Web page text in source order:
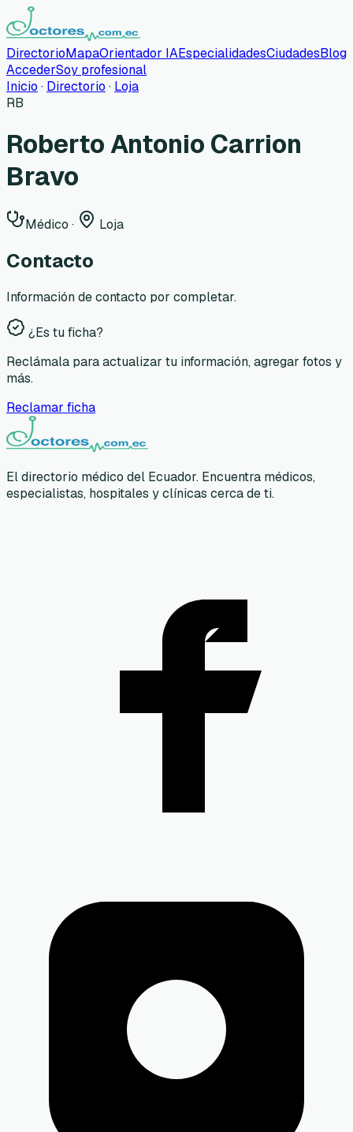
DirectorioMapaOrientador IAEspecialidadesCiudadesBlog
AccederSoy profesional
Inicio · Directorio · Loja
RB
Roberto Antonio Carrion
Bravo
Médico · Loja
Contacto
Información de contacto por completar.
¿Es tu ficha?
Reclámala para actualizar tu información, agregar fotos y
más.
Reclamar ficha
El directorio médico del Ecuador. Encuentra médicos,
especialistas, hospitales y clínicas cerca de ti.